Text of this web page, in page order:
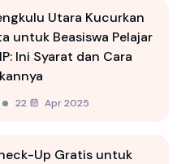
Utara Kucurkan
untuk Beasiswa Pelajar
Ini Syarat dan Cara
22 Apr 2025
Up Gratis untuk